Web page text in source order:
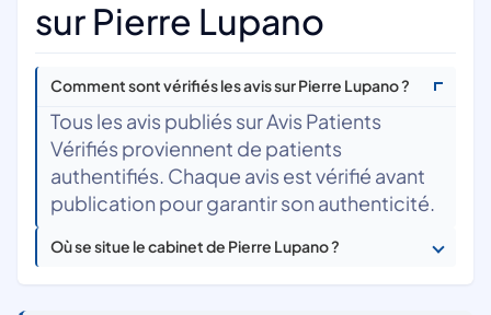
sur Pierre Lupano
Comment sont vérifiés les avis sur Pierre Lupano ?
Tous les avis publiés sur Avis Patients
Vérifiés proviennent de patients
authentifiés. Chaque avis est vérifié avant
publication pour garantir son authenticité.
Où se situe le cabinet de Pierre Lupano ?